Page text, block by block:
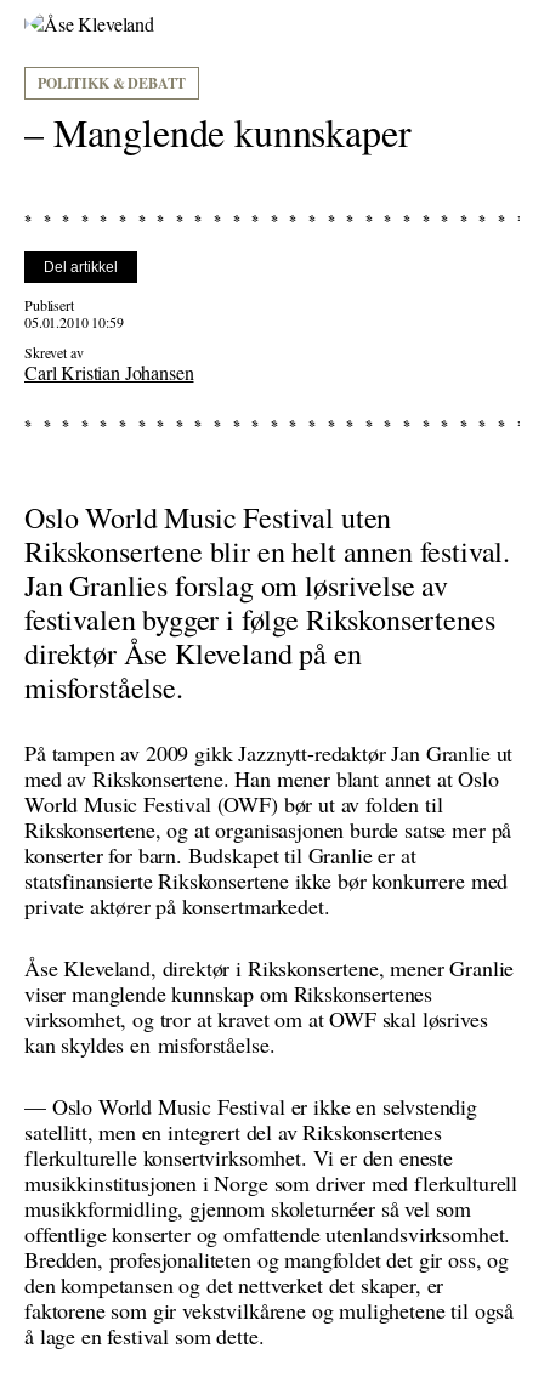
POLITIKK & DEBATT
– Manglende kunnskaper
Del artikkel
Publisert
05.01.2010 10:59
Skrevet av
Carl Kristian Johansen
Oslo World Music Festival uten
Rikskonsertene blir en helt annen festival.
Jan Granlies forslag om løsrivelse av
festivalen bygger i følge Rikskonsertenes
direktør Åse Kleveland på en
misforståelse.
På tampen av 2009 gikk Jazznytt-redaktør Jan Granlie ut
med av Rikskonsertene. Han mener blant annet at Oslo
World Music Festival (OWF) bør ut av folden til
Rikskonsertene, og at organisasjonen burde satse mer på
konserter for barn. Budskapet til Granlie er at
statsfinansierte Rikskonsertene ikke bør konkurrere med
private aktører på konsertmarkedet.
Åse Kleveland, direktør i Rikskonsertene, mener Granlie
viser manglende kunnskap om Rikskonsertenes
virksomhet, og tror at kravet om at OWF skal løsrives
kan skyldes en misforståelse.
— Oslo World Music Festival er ikke en selvstendig
satellitt, men en integrert del av Rikskonsertenes
flerkulturelle konsertvirksomhet. Vi er den eneste
musikkinstitusjonen i Norge som driver med flerkulturell
musikkformidling, gjennom skoleturnéer så vel som
offentlige konserter og omfattende utenlandsvirksomhet.
Bredden, profesjonaliteten og mangfoldet det gir oss, og
den kompetansen og det nettverket det skaper, er
faktorene som gir vekstvilkårene og mulighetene til også
å lage en festival som dette.